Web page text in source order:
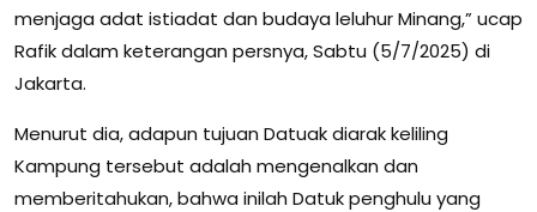
menjaga adat istiadat dan budaya leluhur Minang,” ucap
Rafik dalam keterangan persnya, Sabtu (5/7/2025) di
Jakarta.
Menurut dia, adapun tujuan Datuak diarak keliling
Kampung tersebut adalah mengenalkan dan
memberitahukan, bahwa inilah Datuk penghulu yang